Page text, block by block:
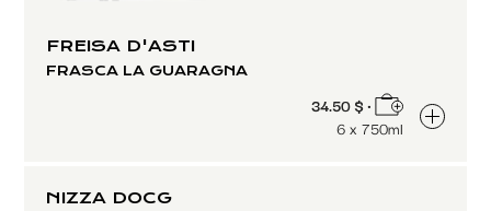
FREISA D'ASTI
FRASCA LA GUARAGNA
34.50 $ •
6 x 750ml
NIZZA DOCG